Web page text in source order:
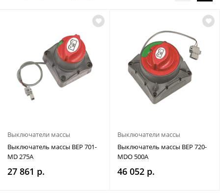
Выключатели массы
Выключатель массы BEP 701-
MD 275A
27 861 р.
Выключатели массы
Выключатель массы BEP 720-
MDO 500A
46 052 р.